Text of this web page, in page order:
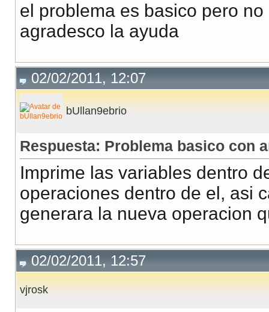
el problema es basico pero
agradesco la ayuda
02/02/2011, 12:07
bUllan9ebrio
Respuesta: Problema basico con
Imprime las variables dentro
operaciones dentro de el, asi
generara la nueva operacion
02/02/2011, 12:57
vjrosk